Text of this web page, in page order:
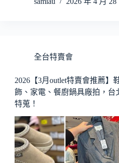
全台特賣會
2026【3月outlet特賣會推薦】
飾、家電、餐廚鍋具廠拍，台
特蒐！